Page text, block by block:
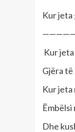
Kur jeta
Kur
Gjëra të
Kur jeta
Ëmbëlsi
Dhe